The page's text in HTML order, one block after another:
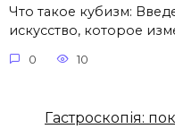
Что такое кубизм:
искусство, которое
0 10
Гастроскопія: